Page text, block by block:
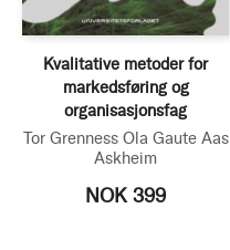
Kvalitative metoder for
markedsføring og
organisasjonsfag
Tor Grenness Ola Gaute Aas
Askheim
NOK 399